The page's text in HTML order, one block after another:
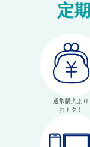
定
通常購入より
おトク！